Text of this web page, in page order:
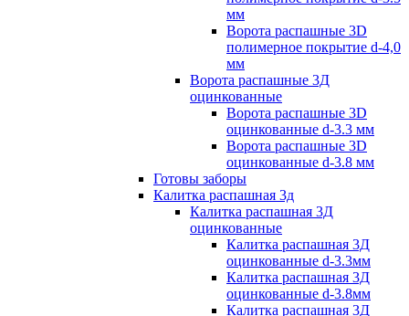
мм
Ворота распашные 3D
полимерное покрытие d-4,0
мм
Ворота распашные 3Д
оцинкованные
Ворота распашные 3D
оцинкованные d-3.3 мм
Ворота распашные 3D
оцинкованные d-3.8 мм
Готовы заборы
Калитка распашная 3д
Калитка распашная 3Д
оцинкованные
Калитка распашная 3Д
оцинкованные d-3.3мм
Калитка распашная 3Д
оцинкованные d-3.8мм
Калитка распашная 3Д